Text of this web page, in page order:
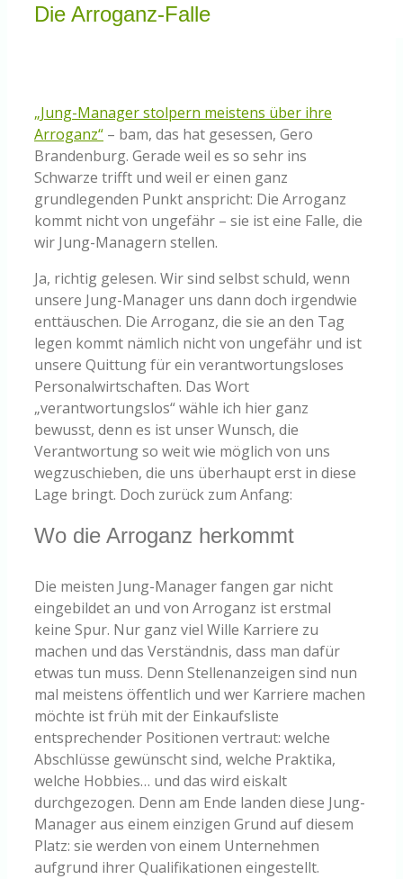
Knowledge Centered Service
Community
Shop
Die Arroganz-Falle
„Jung-Manager stolpern meistens über ihre
Arroganz“ – bam, das hat gesessen, Gero
Brandenburg. Gerade weil es so sehr ins
Schwarze trifft und weil er einen ganz
grundlegenden Punkt anspricht: Die Arroganz
kommt nicht von ungefähr – sie ist eine Falle, die
wir Jung-Managern stellen.
Ja, richtig gelesen. Wir sind selbst schuld, wenn
unsere Jung-Manager uns dann doch irgendwie
enttäuschen. Die Arroganz, die sie an den Tag
legen kommt nämlich nicht von ungefähr und ist
unsere Quittung für ein verantwortungsloses
Personalwirtschaften. Das Wort
„verantwortungslos“ wähle ich hier ganz
bewusst, denn es ist unser Wunsch, die
Verantwortung so weit wie möglich von uns
wegzuschieben, die uns überhaupt erst in diese
Lage bringt. Doch zurück zum Anfang:
Wo die Arroganz herkommt
Die meisten Jung-Manager fangen gar nicht
eingebildet an und von Arroganz ist erstmal
keine Spur. Nur ganz viel Wille Karriere zu
machen und das Verständnis, dass man dafür
etwas tun muss. Denn Stellenanzeigen sind nun
mal meistens öffentlich und wer Karriere machen
möchte ist früh mit der Einkaufsliste
entsprechender Positionen vertraut: welche
Abschlüsse gewünscht sind, welche Praktika,
welche Hobbies… und das wird eiskalt
durchgezogen. Denn am Ende landen diese Jung-
Manager aus einem einzigen Grund auf diesem
Platz: sie werden von einem Unternehmen
aufgrund ihrer Qualifikationen eingestellt.